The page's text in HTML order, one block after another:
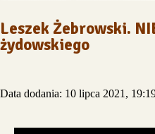
Leszek Żebrowski.
żydowskiego
Data dodania: 10 lipca 2021,